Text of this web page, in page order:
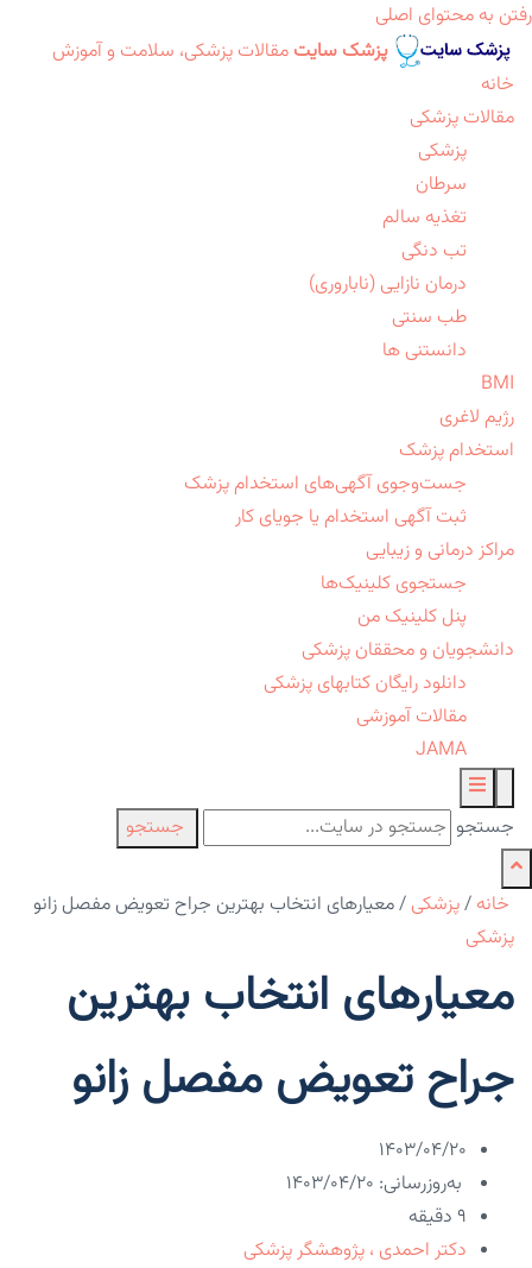
رفتن به محتوای اصلی
پزشک سایت مقالات پزشکی، سلامت و آموزش
خانه
مقالات پزشکی
پزشکی
سرطان
تغذیه سالم
تب دنگی
درمان نازایی (ناباروری)
طب سنتی
دانستنی ها
BMI
رژیم لاغری
استخدام پزشک
جست‌وجوی آگهی‌های استخدام پزشک
ثبت آگهی استخدام یا جویای کار
مراکز درمانی و زیبایی
جستجوی کلینیک‌ها
پنل کلینیک من
دانشجویان و محققان پزشکی
دانلود رایگان کتابهای پزشکی
مقالات آموزشی
JAMA
جستجو جستجو
خانه /پزشکی /معیارهای انتخاب بهترین جراح تعویض مفصل زانو
پزشکی
معیارهای انتخاب بهترین
جراح تعویض مفصل زانو
۱۴۰۳/۰۴/۲۰
به‌روزرسانی: ۱۴۰۳/۰۴/۲۰
9 دقیقه
دکتر احمدی ، پژوهشگر پزشکی